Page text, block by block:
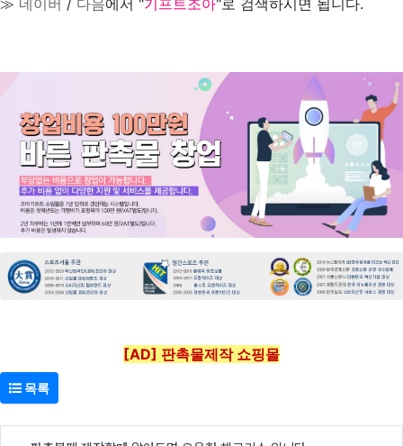
[AD] 판촉물제작 쇼핑몰
목록